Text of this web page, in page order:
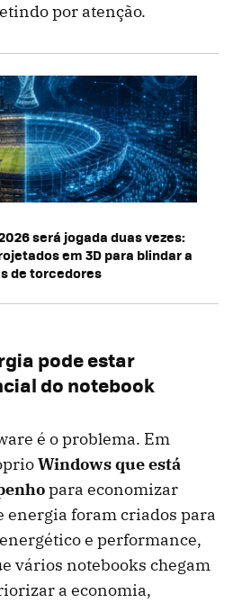
por atenção.
será jogada duas vezes:
em 3D para blindar a
de torcedores
pode estar
do notebook
é o problema. Em
Windows que está
para economizar
energia foram criados para
e performance,
vários notebooks chegam
a economia,